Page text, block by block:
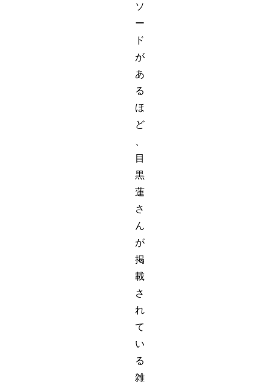
ソ
ー
ド
が
あ
る
ほ
ど
目
黒
蓮
さ
ん
が
掲
載
さ
れ
て
い
る
雑